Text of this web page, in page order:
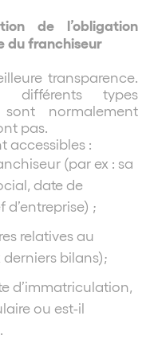
de l’obligation
du franchiseur
transparence.
différents types
normalement
pas.
accessibles :
(par ex : sa
date de
d’entreprise) ;
relatives au
bilans);
d’immatriculation,
ou est-il